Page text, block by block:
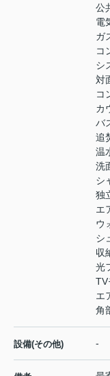
公
電
ガ
コ
シ
対
コ
カ
バ
追
温
洗
シ
独
エ
ウ
シ
収
光
TV
エ
角
設備(その他) -